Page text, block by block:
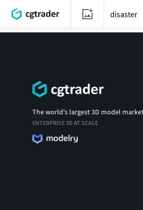
The world's largest 3D model
ENTERPRISE 3D AT SCALE